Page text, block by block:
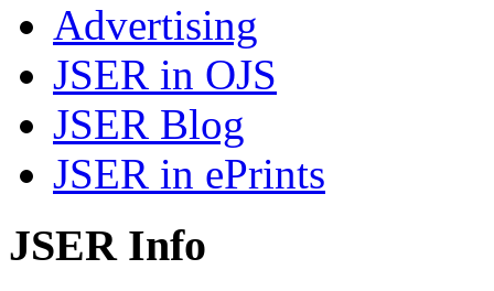
Advertising
JSER in OJS
JSER Blog
JSER in ePrints
JSER Info